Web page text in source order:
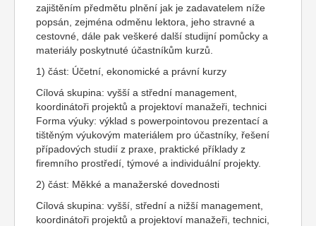
zajištěním předmětu plnění jak je zadavatelem níže
popsán, zejména odměnu lektora, jeho stravné a
cestovné, dále pak veškeré další studijní pomůcky a
materiály poskytnuté účastníkům kurzů.
1) část: Účetní, ekonomické a právní kurzy
Cílová skupina: vyšší a střední management,
koordinátoři projektů a projektoví manažeři, technici
Forma výuky: výklad s powerpointovou prezentací a
tištěným výukovým materiálem pro účastníky, řešení
případových studií z praxe, praktické příklady z
firemního prostředí, týmové a individuální projekty.
2) část: Měkké a manažerské dovednosti
Cílová skupina: vyšší, střední a nižší management,
koordinátoři projektů a projektoví manažeři, technici,